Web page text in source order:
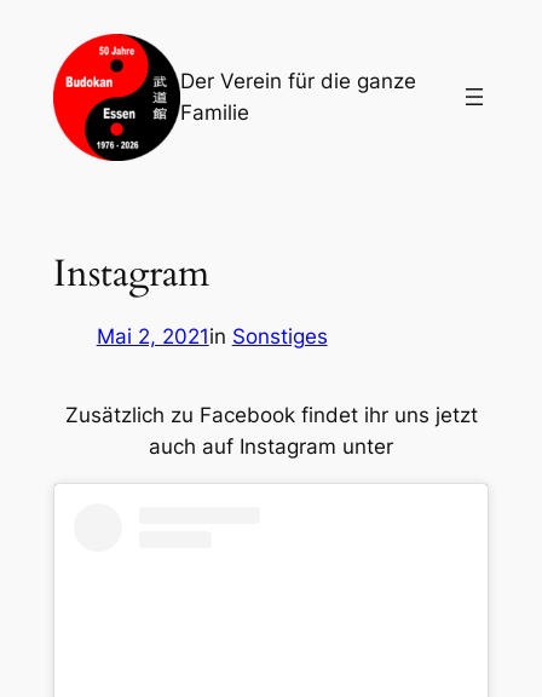
springen
Der Verein für die ganze
Familie
Instagram
Mai 2, 2021in Sonstiges
Zusätzlich zu Facebook findet ihr uns jetzt
auch auf Instagram unter